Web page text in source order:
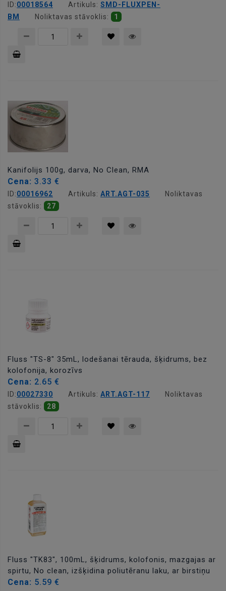
ID:00018564 Artikuls: SMD-FLUXPEN-
BM
Noliktavas stāvoklis: 1
Kanifolijs 100g, darva, No Clean, RMA
Cena: 3.33 €
ID:00016962 Artikuls: ART.AGT-035
Noliktavas
stāvoklis:
27
Fluss "TS-8" 35mL, lodešanai tērauda, šķidrums, bez
kolofonija, korozīvs
Cena: 2.65 €
ID:00027330 Artikuls: ART.AGT-117
Noliktavas
stāvoklis:
28
Fluss "TK83", 100mL, šķidrums, kolofonis, mazgajas ar
spirtu, No clean, izšķidina poliutēranu laku, ar birstiņu
Cena: 5.59 €